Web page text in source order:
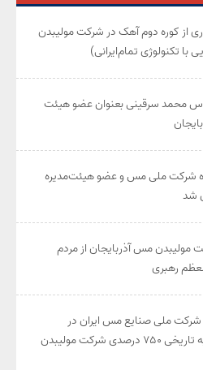
از کوره دوم آهک در شرکت مولیبدن
تکنولوژی تمام‌ایرانی)
محمد سرقینی بعنوان عضو هیئت‌
شرکت ملی مس و عضو هیئت‌مدیره
شد
مولیبدن مس آذربایجان از مردم
رهبری
شرکت ملی صنایع مس ایران در
شهرستان اهر با افزایش سرمایه تاریخی ۷۵۰ درصدی شرکت مولیبدن